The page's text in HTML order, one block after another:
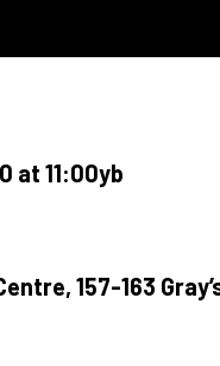
at 11:00yb
157-163